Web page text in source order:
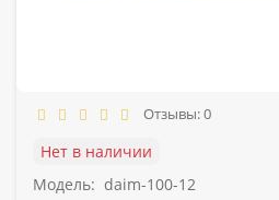
Отзывы: 0
Нет в наличии
Модель: daim-100-12